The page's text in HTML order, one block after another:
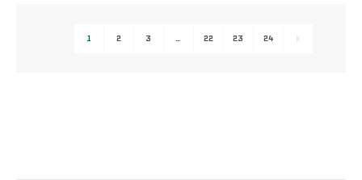
1 2 3 … 22 23 24